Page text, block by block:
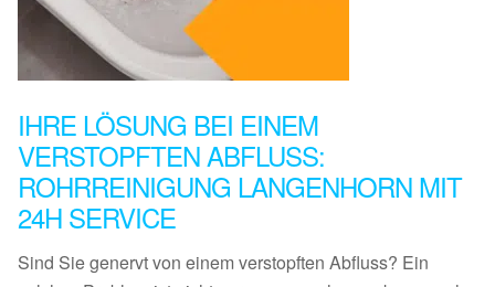
IHRE LÖSUNG BEI EINEM
VERSTOPFTEN ABFLUSS:
ROHRREINIGUNG LANGENHORN MIT
24H SERVICE
Sind Sie genervt von einem verstopften Abfluss? Ein